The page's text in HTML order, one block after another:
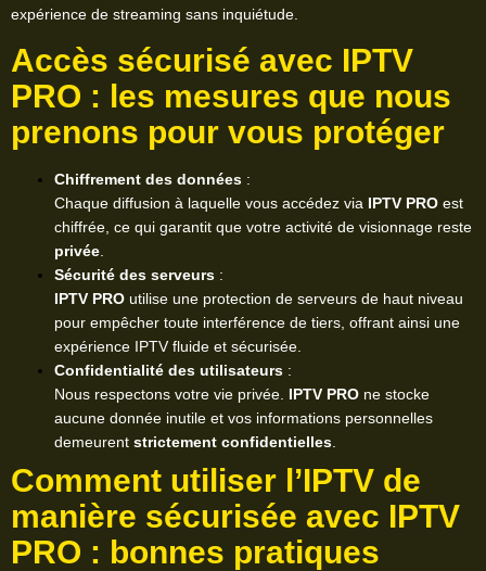
expérience de streaming sans inquiétude.
Accès sécurisé avec IPTV
PRO : les mesures que nous
prenons pour vous protéger
Chiffrement des données :
Chaque diffusion à laquelle vous accédez via IPTV PRO est
chiffrée, ce qui garantit que votre activité de visionnage reste
privée
Sécurité des serveurs :
IPTV PRO utilise une protection de serveurs de haut niveau
pour empêcher toute interférence de tiers, offrant ainsi une
expérience IPTV fluide et sécurisée.
Confidentialité des utilisateurs :
Nous respectons votre vie privée. IPTV PRO ne stocke
aucune donnée inutile et vos informations personnelles
demeurent strictement confidentielles
Comment utiliser l’IPTV de
manière sécurisée avec IPTV
PRO : bonnes pratiques